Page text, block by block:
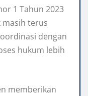
1 Tahun 2023
masih terus
dengan
hukum lebih
memberikan